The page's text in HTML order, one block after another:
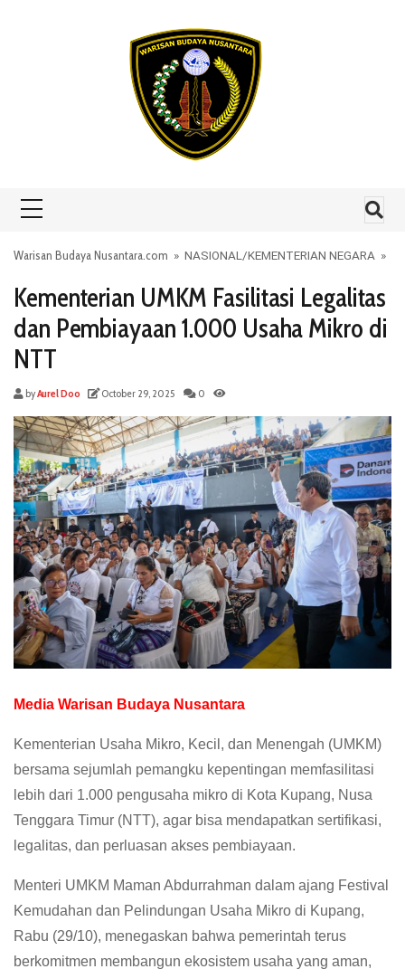
Warisan Budaya Nusantara.com » NASIONAL /KEMENTERIAN NEGARA »
Kementerian UMKM Fasilitasi Legalitas
dan Pembiayaan 1.000 Usaha Mikro di
NTT
byAurel Doo October 29, 2025 0
Media Warisan Budaya Nusantara
Kementerian Usaha Mikro, Kecil, dan Menengah (UMKM)
bersama sejumlah pemangku kepentingan memfasilitasi
lebih dari 1.000 pengusaha mikro di Kota Kupang, Nusa
Tenggara Timur (NTT), agar bisa mendapatkan sertifikasi,
legalitas, dan perluasan akses pembiayaan.
Menteri UMKM Maman Abdurrahman dalam ajang Festival
Kemudahan dan Pelindungan Usaha Mikro di Kupang,
Rabu (29/10), menegaskan bahwa pemerintah terus
berkomitmen membangun ekosistem usaha yang aman,